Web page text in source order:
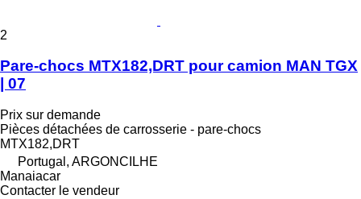
2
Pare-chocs MTX182,DRT pour camion MAN TGX
| 07
Prix sur demande
Pièces détachées de carrosserie - pare-chocs
MTX182,DRT
Portugal, ARGONCILHE
Manaiacar
Contacter le vendeur